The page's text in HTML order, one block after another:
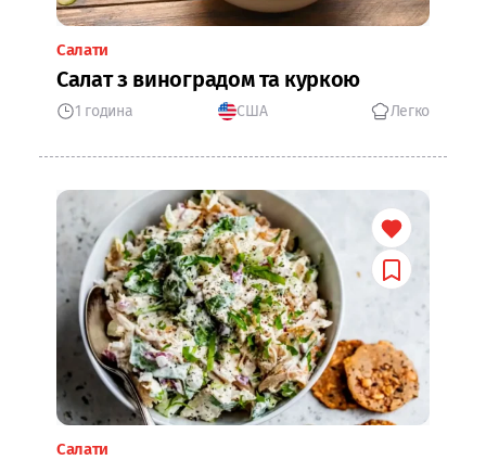
Салати
Салат з виноградом та куркою
1 година США Легко
Салати